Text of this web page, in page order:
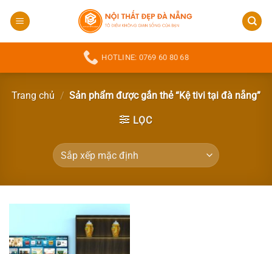
qua
HOTLINE: 0769 60 80 68
Trang chủ / Sản phẩm được gắn thẻ “Kệ tivi tại đà nẵng”
LỌC